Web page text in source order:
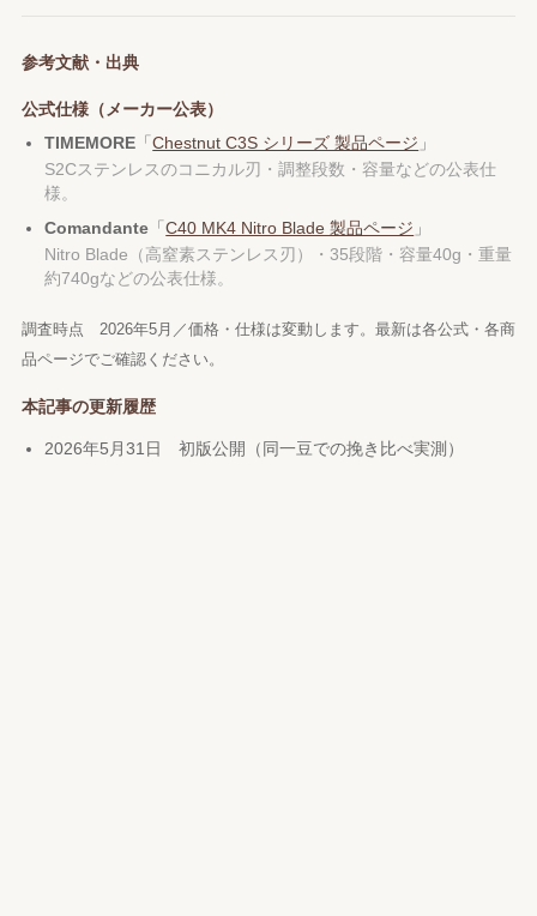
参考文献・出典
公式仕様（メーカー公表）
TIMEMORE 「Chestnut C3S シリーズ 製品ページ 」
S2Cステンレスのコニカル刃・調整段数・容量などの公表仕
様。
Comandante 「C40 MK4 Nitro Blade 製品ページ 」
Nitro Blade（高窒素ステンレス刃）・35段階・容量40g・重量
約740gなどの公表仕様。
調査時点 2026年5月／価格・仕様は変動します。最新は各公式・各商
品ページでご確認ください。
本記事の更新履歴
2026年5月31日 初版公開（同一豆での挽き比べ実測）